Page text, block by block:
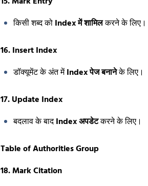
किसी शब्द कोIndexमें शामिलकरने के लिए।
16. Insert Index
डॉक्यूमेंट के अंत मेंIndexपेज बनानेके लिए।
17. Update Index
बदलाव के बादIndexअपडेटकरने के लिए।
Table of Authorities Group
18. Mark Citation